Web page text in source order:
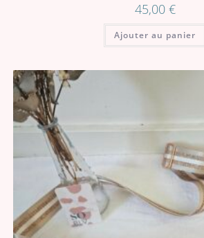
45,00 €
Ajouter au panier